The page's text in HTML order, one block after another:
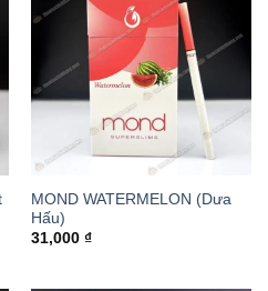
MOND WATERMELON (Dưa
Hấu)
31,000 ₫